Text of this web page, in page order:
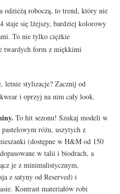
odzieżą roboczą, to trend, który nie
staje się lżejszy, bardziej kolorowy
To nie tylko ciężkie
twardych form z miękkimi
letnie stylizacje? Zacznij od
i oprzyj na nim cały look.
To hit sezonu! Szukaj modeli w
różu, uszytych z
(dostępne w H&M od 150
w talii i biodrach, a
je z minimalistycznym,
z satyny od Reserved) i
Kontrast materiałów robi